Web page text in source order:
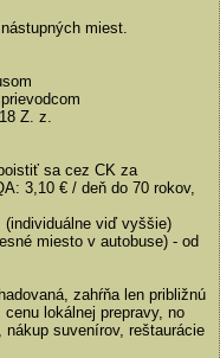
miest.
Z. z.
sa cez CK za
3,10 € / deň do 70 rokov,
viď vyššie)
miesto v autobuse) - od
zahŕňa len približnú
lokálnej prepravy, no
nákup suvenírov, reštaurácie